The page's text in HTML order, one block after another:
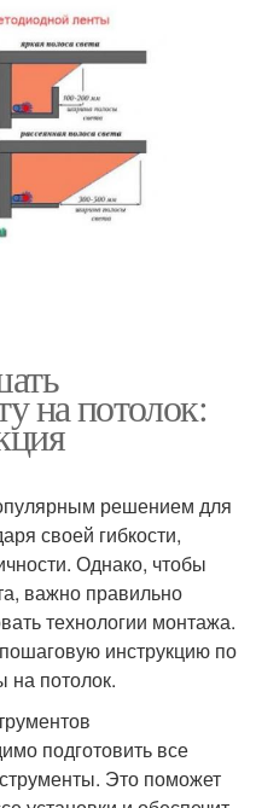
на потолок:
решением для
своей гибкости,
Однако, чтобы
важно правильно
технологии монтажа.
инструкцию по
на потолок.
подготовить все
Это поможет